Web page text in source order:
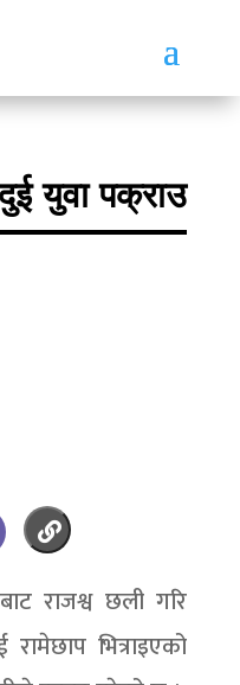
युवा पक्राउ
राजश्व छली गरि
भित्राइएको